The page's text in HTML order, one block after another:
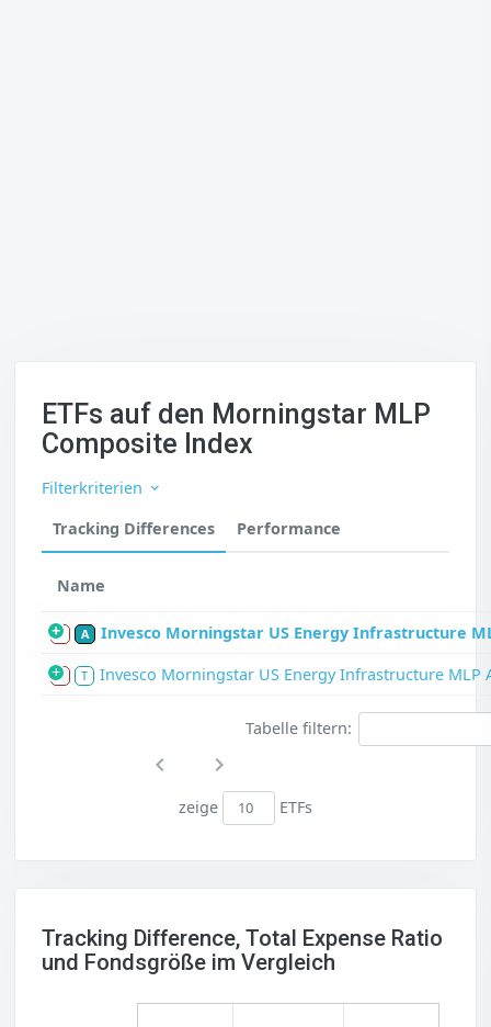
ETFs auf den Morningstar MLP
Composite Index
Filterkriterien
Tracking Differences
Performance
Name
S A Invesco Morningstar US Energy Infrastructure
S T Invesco Morningstar US Energy Infrastructure MLP
Tabelle filtern:
zeige ETFs
Tracking Difference, Total Expense Ratio
und Fondsgröße im Vergleich